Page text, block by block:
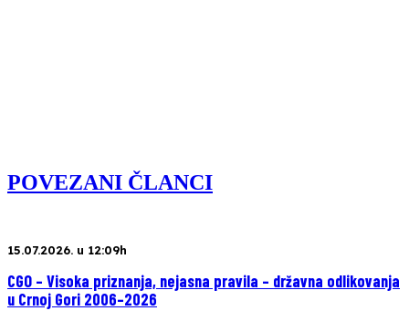
POVEZANI ČLANCI
15.07.2026. u 12:09h
CGO – Visoka priznanja, nejasna pravila – državna odlikovanja
u Crnoj Gori 2006–2026